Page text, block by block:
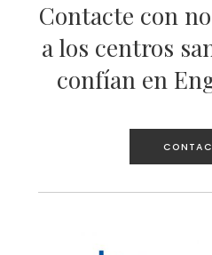
Contacte con
a los centros
confían en